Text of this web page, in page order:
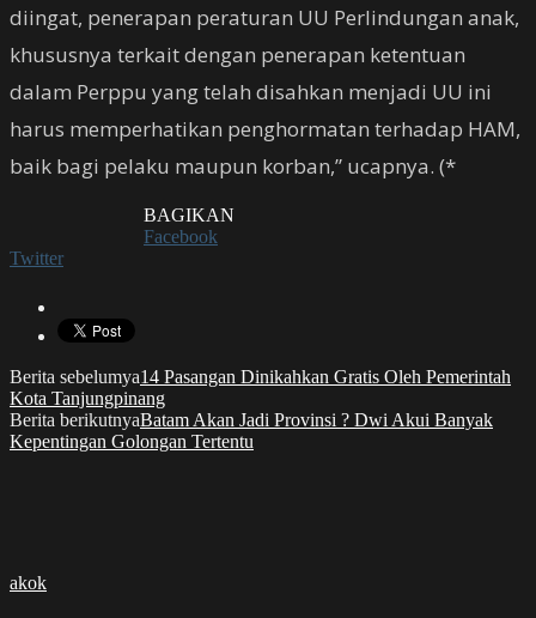
diingat, penerapan peraturan UU Perlindungan anak,
khususnya terkait dengan penerapan ketentuan
dalam Perppu yang telah disahkan menjadi UU ini
harus memperhatikan penghormatan terhadap HAM,
baik bagi pelaku maupun korban,” ucapnya. (*
BAGIKAN
Facebook
Twitter
Berita sebelumya14 Pasangan Dinikahkan Gratis Oleh Pemerintah
Kota Tanjungpinang
Berita berikutnyaBatam Akan Jadi Provinsi ? Dwi Akui Banyak
Kepentingan Golongan Tertentu
akok